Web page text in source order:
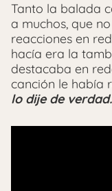
Tanto la balada
a muchos, que
reacciones en
hacía era la
destacaba en
canción le había
lo dije de verdad.